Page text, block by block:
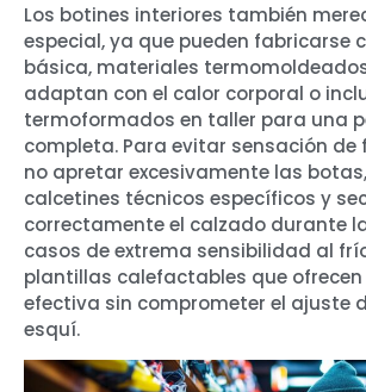
Los botines interiores también
especial, ya que pueden fabricarse
básica, materiales
adaptan con el calor corporal o
termoformados en taller para una
completa. Para evitar sensación de
no apretar excesivamente las
calcetines técnicos específicos y
correctamente el calzado durante la
casos de extrema sensibilidad al
plantillas calefactables que
efectiva sin comprometer el ajuste
esquí.